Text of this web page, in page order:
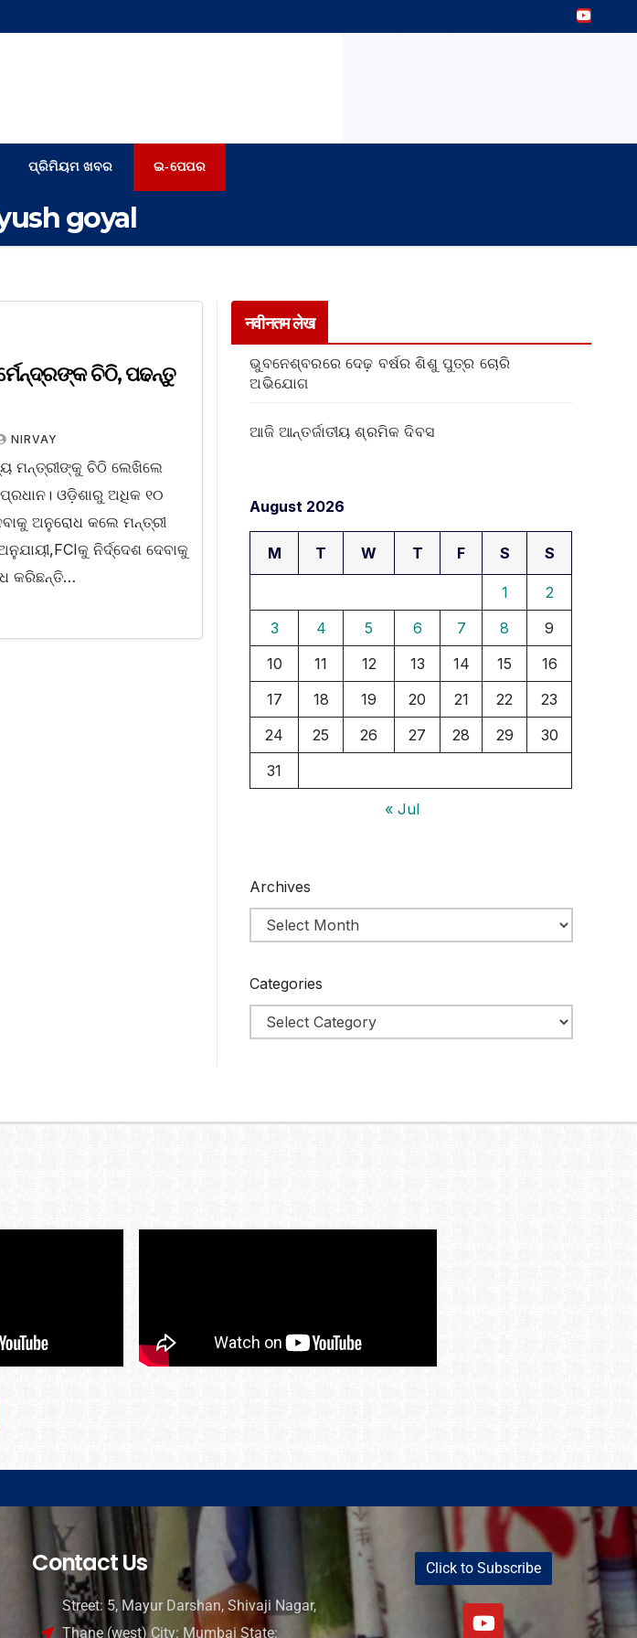
ପ୍ରିମିୟମ ଖବର ଇ-ପେପର
goyal
ଚିଠି, ପଢନ୍ତୁ
NIRVAY
ମନ୍ତ୍ରୀଙ୍କୁ ଚିଠି ଲେଖିଲେ
ଓଡ଼ିଶାରୁ ଅଧିକ ୧୦
ଅନୁରୋଧ କଲେ ମନ୍ତ୍ରୀ
ନିର୍ଦ୍ଦେଶ ଦେବାକୁ
କରିଛନ୍ତି…
नवीनतम लेख
ଭୁବନେଶ୍ବରରେ ଦେଢ଼ ବର୍ଷର ଶିଶୁ ପୁତ୍ର ଚୋରି
ଅଭିଯୋଗ
ଆଜି ଆନ୍ତର୍ଜାତୀୟ ଶ୍ରମିକ ଦିବସ
August 2026
M T W T F S S
1
2
3
4 5 6 7 8
9
10
11 12 13 14 15
16
17
18 19 20 21 22
23
24
25 26 27 28 29
30
31
« Jul
Archives
Categories
Contact Us
Street: 5, Mayur Darshan, Shivaji Nagar,
Thane (west) City: Mumbai State:
Click to Subscribe